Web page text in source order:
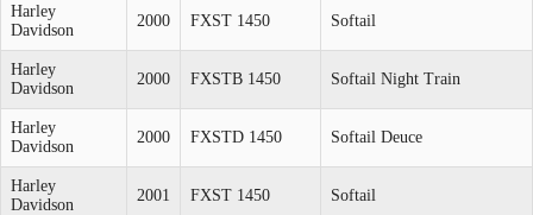
Harley
Davidson
2000 FXST 1450 Softail
Harley
Davidson
2000 FXSTB 1450 Softail Night Train
Harley
Davidson
2000 FXSTD 1450 Softail Deuce
Harley
Davidson
2001 FXST 1450 Softail